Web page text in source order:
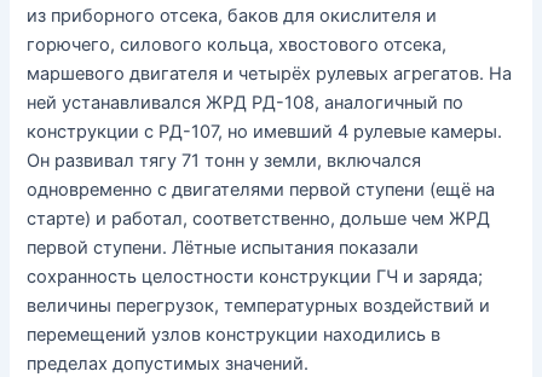
из приборного отсека, баков для окислителя и
горючего, силового кольца, хвостового отсека,
маршевого двигателя и четырёх рулевых агрегатов. На
ней устанавливался ЖРД РД-108, аналогичный по
конструкции с РД-107, но имевший 4 рулевые камеры.
Он развивал тягу 71 тонн у земли, включался
одновременно с двигателями первой ступени (ещё на
старте) и работал, соответственно, дольше чем ЖРД
первой ступени. Лётные испытания показали
сохранность целостности конструкции ГЧ и заряда;
величины перегрузок, температурных воздействий и
перемещений узлов конструкции находились в
пределах допустимых значений.